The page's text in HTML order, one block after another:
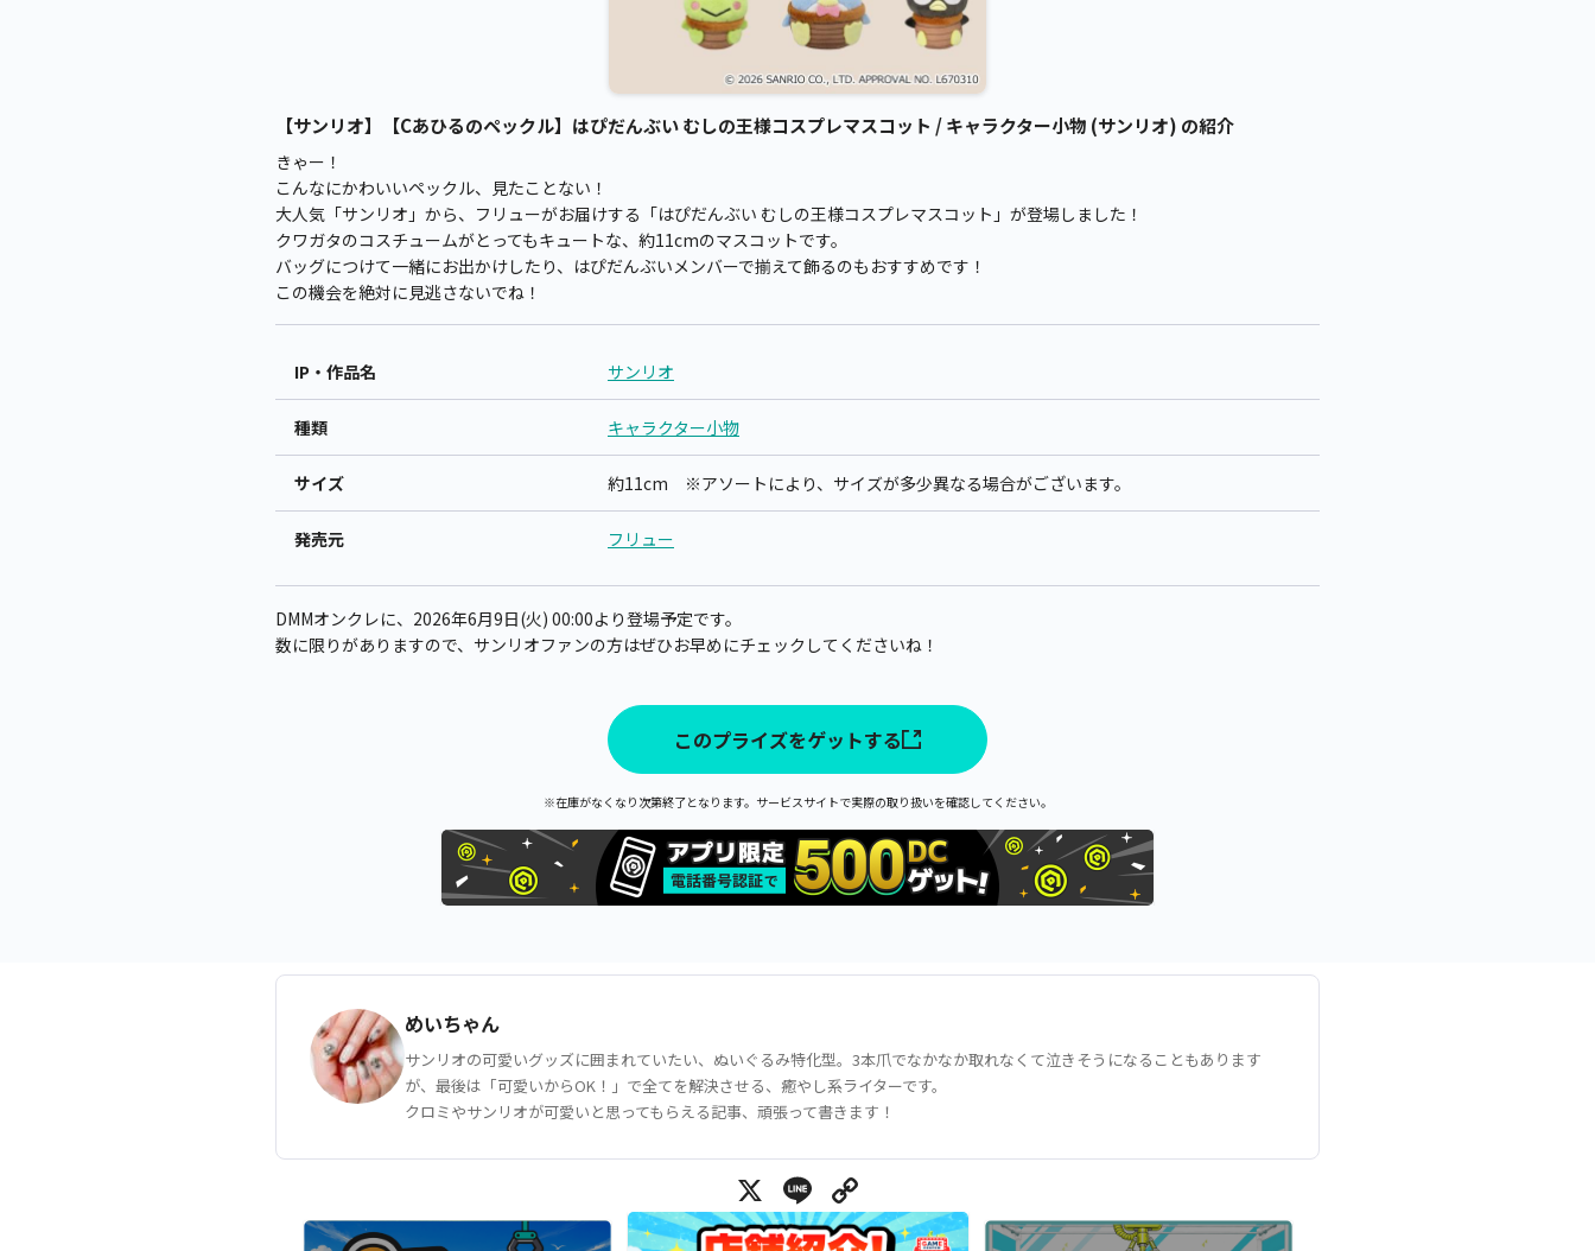
【サンリオ】【Cあひるのペックル】はぴだんぶい むしの王様コスプレマスコット / キャラクター小物 (サンリオ) の紹介
きゃー！
こんなにかわいいペックル、見たことない！
大人気「サンリオ」から、フリューがお届けする「はぴだんぶい むしの王様コスプレマスコット」が登場しました！
クワガタのコスチュームがとってもキュートな、約11cmのマスコットです。
バッグにつけて一緒にお出かけしたり、はぴだんぶいメンバーで揃えて飾るのもおすすめです！
この機会を絶対に見逃さないでね！
IP・作品名 サンリオ
種類 キャラクター小物
サイズ 約11cm ※アソートにより、サイズが多少異なる場合がございます。
発売元 フリュー
DMMオンクレに、2026年6月9日(火) 00:00より登場予定です。
数に限りがありますので、サンリオファンの方はぜひお早めにチェックしてくださいね！
このプライズをゲットする
※在庫がなくなり次第終了となります。サービスサイトで実際の取り扱いを確認してください。
めいちゃん
サンリオの可愛いグッズに囲まれていたい、ぬいぐるみ特化型。3本爪でなかなか取れなくて泣きそうになることもあります
が、最後は「可愛いからOK！」で全てを解決させる、癒やし系ライターです。
クロミやサンリオが可愛いと思ってもらえる記事、頑張って書きます！
X Line